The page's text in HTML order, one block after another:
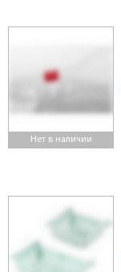
Нет в наличии